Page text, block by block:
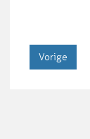
Vorige